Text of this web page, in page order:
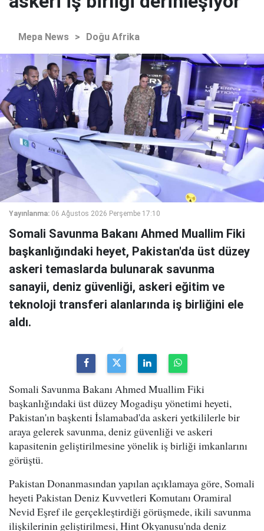
Mepa News > Doğu Afrika
Yayınlanma: 06 Ağustos 2026 Perşembe 17:10
Somali Savunma Bakanı Ahmed Muallim Fiki
başkanlığındaki heyet, Pakistan'da üst düzey
askeri temaslarda bulunarak savunma
sanayii, deniz güvenliği, askeri eğitim ve
teknoloji transferi alanlarında iş birliğini ele
aldı.
Somali Savunma Bakanı Ahmed Muallim Fiki
başkanlığındaki üst düzey Mogadişu yönetimi heyeti,
Pakistan'ın başkenti İslamabad'da askeri yetkililerle bir
araya gelerek savunma, deniz güvenliği ve askeri
kapasitenin geliştirilmesine yönelik iş birliği imkanlarını
görüştü.
Pakistan Donanmasından yapılan açıklamaya göre, Somali
heyeti Pakistan Deniz Kuvvetleri Komutanı Oramiral
Nevid Eşref ile gerçekleştirdiği görüşmede, ikili savunma
ilişkilerinin geliştirilmesi, Hint Okyanusu'nda deniz